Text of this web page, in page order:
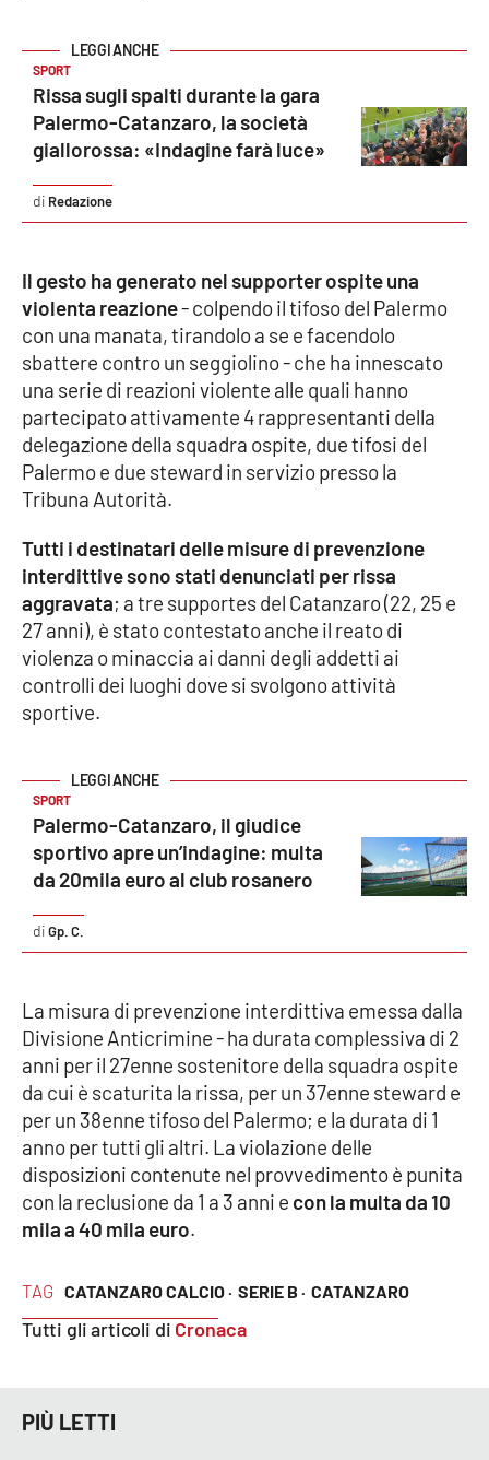
RUBRICHE
Good Morning Vietnam
Leggendo Alvaro insieme
Imprese Di Calabria
Le perfidie di Antonella Grippo
Venti di comunicazione
STREAMING
LaC Network
LaC OnAir
EDIZIONI
LOCALI
Catanzaro
Crotone
Vibo Valentia
Reggio Calabria
Lamezia Terme
PROGETTI
SPECIALI
Buona Sanità Calabria
Destinazioni
Food
TAG CATANZARO CALCIO · SERIE B · CATANZARO
Tutti gli articoli di Cronaca
SPORT
Rissa sugli spalti durante la gara
Palermo-Catanzaro, la società
giallorossa: «Indagine farà luce»
Redazione
Il gesto ha generato nel supporter ospite una
violenta reazione- colpendo il tifoso del Palermo
con una manata, tirandolo a se e facendolo
sbattere contro un seggiolino - che ha innescato
una serie di reazioni violente alle quali hanno
partecipato attivamente 4 rappresentanti della
delegazione della squadra ospite, due tifosi del
Palermo e due steward in servizio presso la
Tribuna Autorità.
Tutti i destinatari delle misure di prevenzione
interdittive sono stati denunciati per rissa
aggravata; a tre supportes del Catanzaro (22, 25 e
27 anni), è stato contestato anche il reato di
violenza o minaccia ai danni degli addetti ai
controlli dei luoghi dove si svolgono attività
sportive.
SPORT
Palermo-Catanzaro, il giudice
sportivo apre un’indagine: multa
da 20mila euro al club rosanero
Gp. C.
La misura di prevenzione interdittiva emessa dalla
Divisione Anticrimine - ha durata complessiva di 2
anni per il 27enne sostenitore della squadra ospite
da cui è scaturita la rissa, per un 37enne steward e
per un 38enne tifoso del Palermo; e la durata di 1
anno per tutti gli altri. La violazione delle
disposizioni contenute nel provvedimento è punita
con la reclusione da 1 a 3 anni e con la multa da 10
mila a 40 mila euro.
PIÙ LETTI